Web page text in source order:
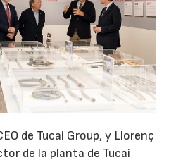
de Tucai Group, y Llorenç
de la planta de Tucai